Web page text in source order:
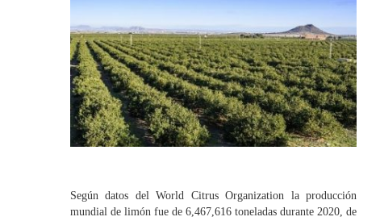
Según datos del World Citrus Organization la producción
mundial de limón fue de 6,467,616 toneladas durante 2020, de